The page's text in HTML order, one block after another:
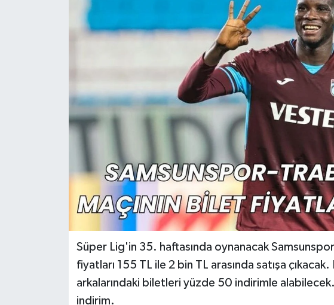
Süper Lig'in 35. haftasında oynanacak
fiyatları 155 TL ile 2 bin TL arasında satışa
arkalarındaki biletleri yüzde 50 indirimle
indirim.